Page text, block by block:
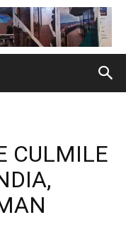
CULMILE